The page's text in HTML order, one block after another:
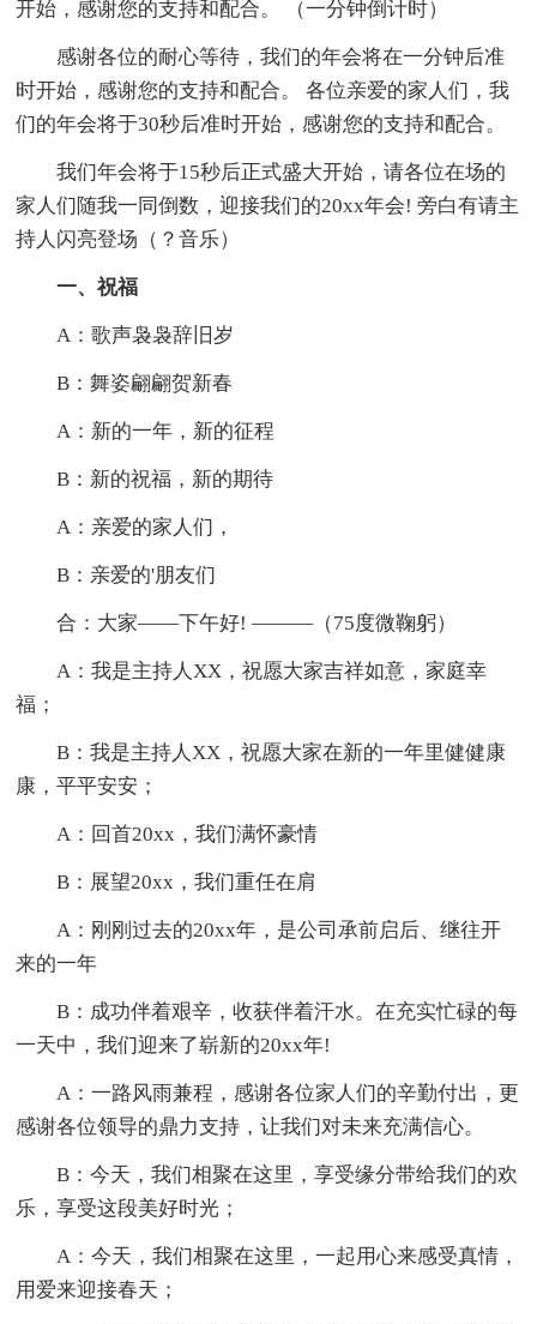
开始，感谢您的支持和配合。 （一分钟倒计时）
感谢各位的耐心等待，我们的年会将在一分钟后准
时开始，感谢您的支持和配合。 各位亲爱的家人们，我
们的年会将于30秒后准时开始，感谢您的支持和配合。
我们年会将于15秒后正式盛大开始，请各位在场的
家人们随我一同倒数，迎接我们的20xx年会! 旁白有请主
持人闪亮登场（？音乐）
一、祝福
A：歌声袅袅辞旧岁
B：舞姿翩翩贺新春
A：新的一年，新的征程
B：新的祝福，新的期待
A：亲爱的家人们，
B：亲爱的'朋友们
合：大家——下午好! ———（75度微鞠躬）
A：我是主持人XX，祝愿大家吉祥如意，家庭幸
福；
B：我是主持人XX，祝愿大家在新的一年里健健康
康，平平安安；
A：回首20xx，我们满怀豪情
B：展望20xx，我们重任在肩
A：刚刚过去的20xx年，是公司承前启后、继往开
来的一年
B：成功伴着艰辛，收获伴着汗水。在充实忙碌的每
一天中，我们迎来了崭新的20xx年!
A：一路风雨兼程，感谢各位家人们的辛勤付出，更
感谢各位领导的鼎力支持，让我们对未来充满信心。
B：今天，我们相聚在这里，享受缘分带给我们的欢
乐，享受这段美好时光；
A：今天，我们相聚在这里，一起用心来感受真情，
用爱来迎接春天；